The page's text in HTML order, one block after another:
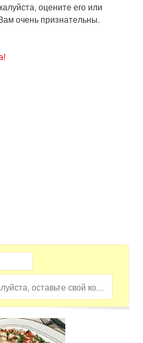
оцените его или
очень признательны.